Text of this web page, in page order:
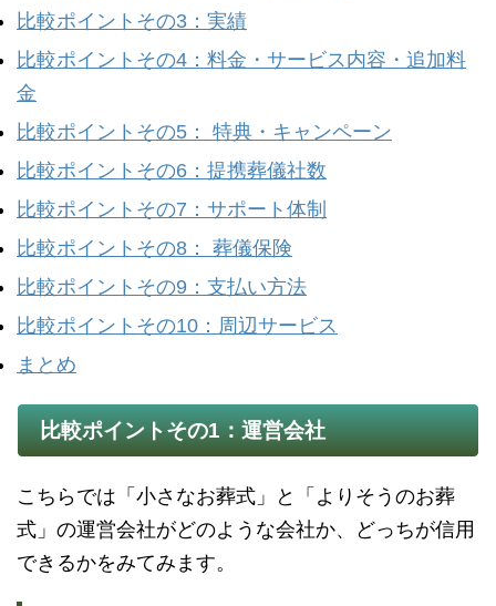
比較ポイントその3：実績
比較ポイントその4：料金・サービス内容・追加料
金
比較ポイントその5： 特典・キャンペーン
比較ポイントその6：提携葬儀社数
比較ポイントその7：サポート体制
比較ポイントその8： 葬儀保険
比較ポイントその9：支払い方法
比較ポイントその10：周辺サービス
まとめ
比較ポイントその1：運営会社
こちらでは「小さなお葬式」と「よりそうのお葬
式」の運営会社がどのような会社か、どっちが信用
できるかをみてみます。